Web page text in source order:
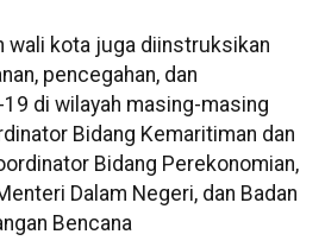
wali kota juga diinstruksikan
pencegahan, dan
19 di wilayah masing-masing
Bidang Kemaritiman dan
Bidang Perekonomian,
Dalam Negeri, dan Badan
Bencana